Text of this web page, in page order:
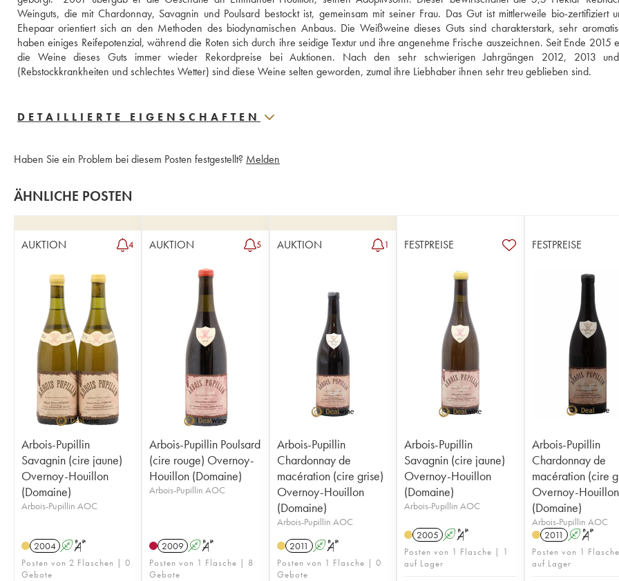
Weinguts, die mit Chardonnay, Savagnin und Poulsard bestockt ist, gemeinsam mit seiner Frau. Das Gut ist mittlerweile bio-zertifiziert
Ehepaar orientiert sich an den Methoden des biodynamischen Anbaus. Die Weißweine dieses Guts sind charakterstark, sehr
haben einiges Reifepotenzial, während die Roten sich durch ihre seidige Textur und ihre angenehme Frische auszeichnen. Seit Ende 2015
die Weine dieses Guts immer wieder Rekordpreise bei Auktionen. Nach den sehr schwierigen Jahrgängen 2012, 2013
(Rebstockkrankheiten und schlechtes Wetter) sind diese Weine selten geworden, zumal ihre Liebhaber ihnen sehr treu geblieben sind.
DETAILLIERTE EIGENSCHAFTEN
Haben Sie ein Problem bei diesem Posten festgestellt? Melden
ÄHNLICHE POSTEN
AUKTION 4
Arbois-Pupillin
Savagnin (cire jaune)
Overnoy-Houillon
(Domaine)
Arbois-Pupillin AOC
2004 A S
Posten von 2 Flaschen | 0
Gebote
AUKTION 5
Arbois-Pupillin Poulsard
(cire rouge) Overnoy-
Houillon (Domaine)
Arbois-Pupillin AOC
2009 A S
Posten von 1 Flasche | 8
Gebote
AUKTION 1
Arbois-Pupillin
Chardonnay de
macération (cire grise)
Overnoy-Houillon
(Domaine)
Arbois-Pupillin AOC
2011 A S
Posten von 1 Flasche | 0
Gebote
FESTPREISE
Arbois-Pupillin
Savagnin (cire jaune)
Overnoy-Houillon
(Domaine)
Arbois-Pupillin AOC
2005 A S
Posten von 1 Flasche | 1
auf Lager
FESTPREISE
Arbois-Pupillin
Chardonnay de
macération (cire
Overnoy-Houillon
(Domaine)
Arbois-Pupillin AOC
2011
A S
Posten von 1
auf Lager